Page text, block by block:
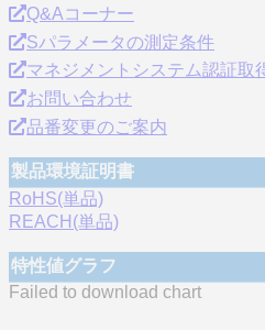
Q&Aコーナー
Sパラメータの測定条件
マネジメントシステム認証取
お問い合わせ
品番変更のご案内
製品環境証明書
RoHS(単品)
REACH(単品)
特性値グラフ
Failed to download chart